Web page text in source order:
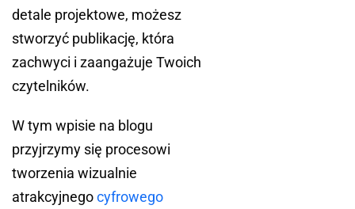
detale projektowe, możesz
stworzyć publikację, która
zachwyci i zaangażuje Twoich
czytelników.
W tym wpisie na blogu
przyjrzymy się procesowi
tworzenia wizualnie
atrakcyjnegocyfrowego